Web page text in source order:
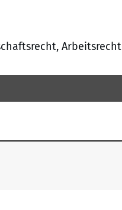
Arbeitsrecht